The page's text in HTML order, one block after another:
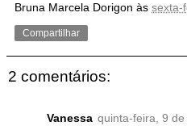
Bruna Marcela Dorigon às sexta-
Compartilhar
2 comentários:
Vanessa quinta-feira, 9